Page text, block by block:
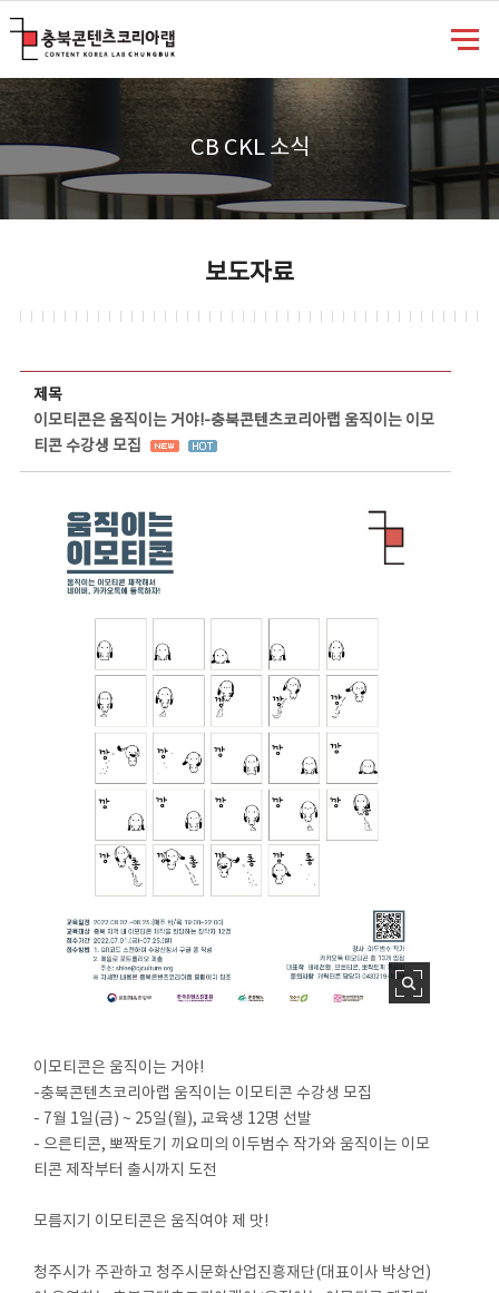
CB CKL 소식
보도자료
제목
이모티콘은 움직이는 거야!-충북콘텐츠코리아랩 움직이는 이모
티콘 수강생 모집
이모티콘은 움직이는 거야!
-충북콘텐츠코리아랩 움직이는 이모티콘 수강생 모집
- 7월 1일(금) ~ 25일(월), 교육생 12명 선발
- 으른티콘, 뽀짝토기 끼요미의 이두범수 작가와 움직이는 이모
티콘 제작부터 출시까지 도전
모름지기 이모티콘은 움직여야 제 맛!
청주시가 주관하고 청주시문화산업진흥재단(대표이사 박상언)